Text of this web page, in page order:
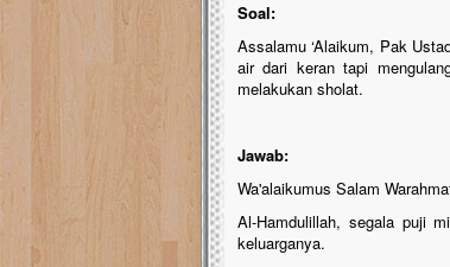
Soal:
Assalamu ‘Alaikum, Pak
air dari keran tapi
melakukan sholat.
Jawab:
Wa'alaikumus Salam
Al-Hamdulillah, segala puji
keluarganya.